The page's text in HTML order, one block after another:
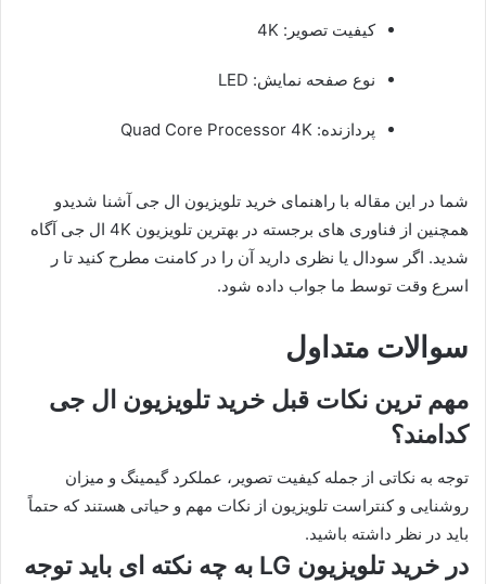
کیفیت تصویر: 4K
نوع صفحه نمایش: LED
پردازنده: Quad Core Processor 4K
شما در این مقاله با راهنمای خرید تلویزیون ال‌ جی آشنا شدیدو
همچنین از فناوری های برجسته در بهترین تلویزیون 4K ال جی آگاه
شدید. اگر سودال یا نظری دارید آن را در کامنت مطرح کنید تا ر
اسرع وقت توسط ما جواب داده شود.
سوالات متداول
مهم ترین نکات قبل خرید تلویزیون ال جی
کدامند؟
توجه به نکاتی از جمله کیفیت تصویر، عملکرد گیمینگ و میزان
روشنایی و کنتراست تلویزیون از نکات مهم و حیاتی هستند که حتماً
باید در نظر داشته باشید.
در خرید تلویزیون LG به چه نکته ای باید توجه